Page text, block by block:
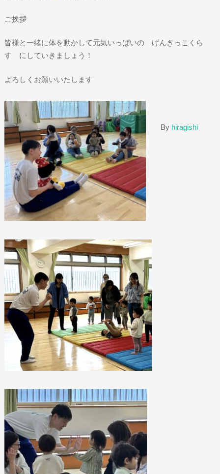
ご挨拶
皆様と一緒に体を動かして元気いっぱいの げんきっこくら
す にしていきましょう！
よろしくお願いいたします
By hiragishi